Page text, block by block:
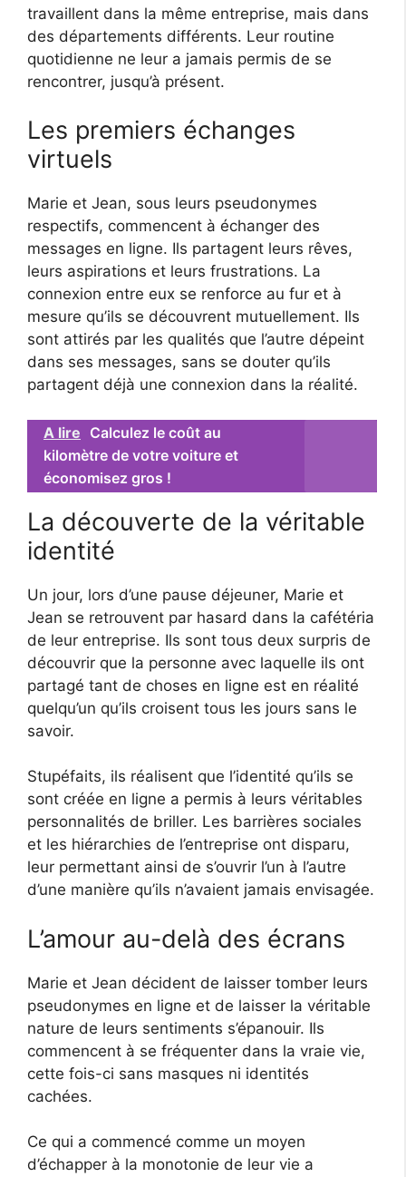
travaillent dans la même entreprise, mais dans
des départements différents. Leur routine
quotidienne ne leur a jamais permis de se
rencontrer, jusqu’à présent.
Les premiers échanges
virtuels
Marie et Jean, sous leurs pseudonymes
respectifs, commencent à échanger des
messages en ligne. Ils partagent leurs rêves,
leurs aspirations et leurs frustrations. La
connexion entre eux se renforce au fur et à
mesure qu’ils se découvrent mutuellement. Ils
sont attirés par les qualités que l’autre dépeint
dans ses messages, sans se douter qu’ils
partagent déjà une connexion dans la réalité.
A lire Calculez le coût au
kilomètre de votre voiture et
économisez gros !
La découverte de la véritable
identité
Un jour, lors d’une pause déjeuner, Marie et
Jean se retrouvent par hasard dans la cafétéria
de leur entreprise. Ils sont tous deux surpris de
découvrir que la personne avec laquelle ils ont
partagé tant de choses en ligne est en réalité
quelqu’un qu’ils croisent tous les jours sans le
savoir.
Stupéfaits, ils réalisent que l’identité qu’ils se
sont créée en ligne a permis à leurs véritables
personnalités de briller. Les barrières sociales
et les hiérarchies de l’entreprise ont disparu,
leur permettant ainsi de s’ouvrir l’un à l’autre
d’une manière qu’ils n’avaient jamais envisagée.
L’amour au-delà des écrans
Marie et Jean décident de laisser tomber leurs
pseudonymes en ligne et de laisser la véritable
nature de leurs sentiments s’épanouir. Ils
commencent à se fréquenter dans la vraie vie,
cette fois-ci sans masques ni identités
cachées.
Ce qui a commencé comme un moyen
d’échapper à la monotonie de leur vie a